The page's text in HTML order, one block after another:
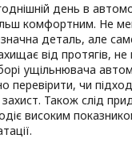
день в
комфортним. Не
деталь, але
від протягів, не
ущільнювача
перевірити, чи
захист. Також слід
високим